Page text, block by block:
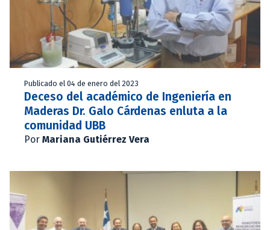
Publicado el 04 de enero del 2023
Deceso del académico de Ingeniería en
Maderas Dr. Galo Cárdenas enluta a la
comunidad UBB
Por Mariana Gutiérrez Vera